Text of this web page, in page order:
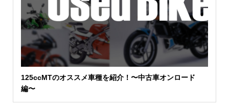
125ccMTのオススメ車種を紹介！〜中古車オンロード
編〜